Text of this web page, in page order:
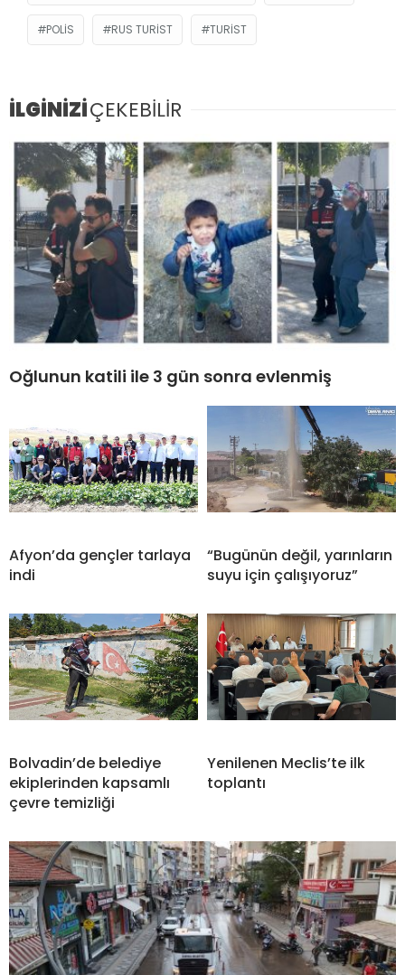
POLIS RUS TURIST TURIST
İLGİNİZİÇEKEBİLİR
Oğlunun katili ile 3 gün sonra evlenmiş
Afyon’da gençler tarlaya
indi
“Bugünün değil, yarınların
suyu için çalışıyoruz”
Bolvadin’de belediye
ekiplerinden kapsamlı
çevre temizliği
Yenilenen Meclis’te ilk
toplantı